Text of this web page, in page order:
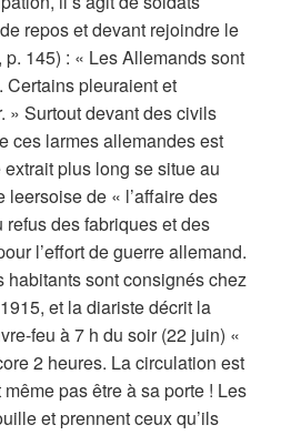
repos et devant rejoindre le
145) : « Les Allemands sont
Certains pleuraient et
» Surtout devant des civils
ces larmes allemandes est
plus long se situe au
leersoise de « l’affaire des
refus des fabriques et des
l’effort de guerre allemand.
habitants sont consignés chez
et la diariste décrit la
feu à 7 h du soir (22 juin) «
2 heures. La circulation est
pas être à sa porte ! Les
et prennent ceux qu’ils